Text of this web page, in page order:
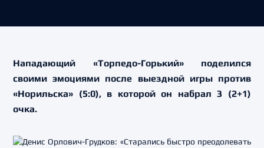
Нападающий «Торпедо-Горький» поделился
своими эмоциями после выездной игры против
«Норильска» (5:0), в которой он набрал 3 (2+1)
очка.